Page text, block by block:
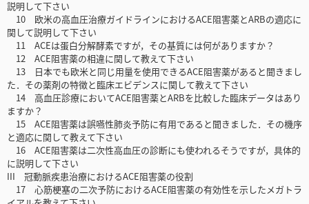
説明して下さい
10 欧米の高血圧治療ガイドラインにおけるACE阻害薬とARBの適応に
関して説明して下さい
11 ACEは蛋白分解酵素ですが，その基質には何がありますか？
12 ACE阻害薬の相違に関して教えて下さい
13 日本でも欧米と同じ用量を使用できるACE阻害薬があると聞きまし
た．その薬剤の特徴と臨床エビデンスに関して教えて下さい
14 高血圧診療においてACE阻害薬とARBを比較した臨床データはあり
ますか？
15 ACE阻害薬は誤嚥性肺炎予防に有用であると聞きました．その機序
と適応に関して教えて下さい
16 ACE阻害薬は二次性高血圧の診断にも使われるそうですが，具体的
に説明して下さい
III 冠動脈疾患治療におけるACE阻害薬の役割
17 心筋梗塞の二次予防におけるACE阻害薬の有効性を示したメガトラ